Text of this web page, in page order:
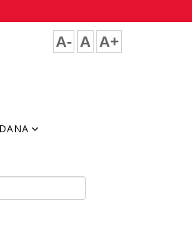
A- A A+